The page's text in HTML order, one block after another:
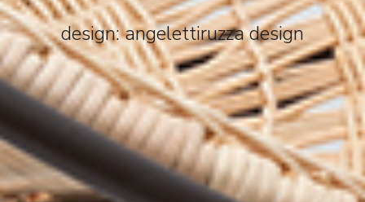
design: angelettiruzza design